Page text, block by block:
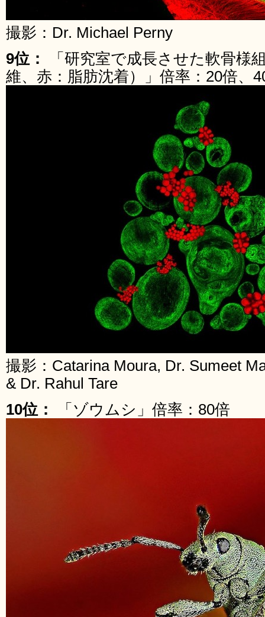
撮影：Dr. Michael Perny
9位：
「研究室で成長させた軟骨様
維、赤：脂肪沈着）」倍率：20倍、
撮影：Catarina Moura, Dr. Sumeet
& Dr. Rahul Tare
10位：
「ゾウムシ」倍率：80倍